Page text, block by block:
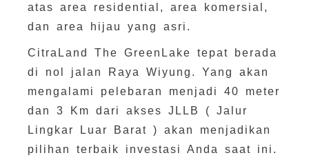
atas area residential, area komersial,
dan area hijau yang asri.
CitraLand The GreenLake tepat berada
di nol jalan Raya Wiyung. Yang akan
mengalami pelebaran menjadi 40 meter
dan 3 Km dari akses JLLB ( Jalur
Lingkar Luar Barat ) akan menjadikan
pilihan terbaik investasi Anda saat ini.